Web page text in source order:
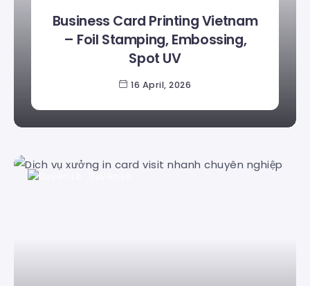
Business Card Printing Vietnam
– Foil Stamping, Embossing,
Spot UV
16 April, 2026